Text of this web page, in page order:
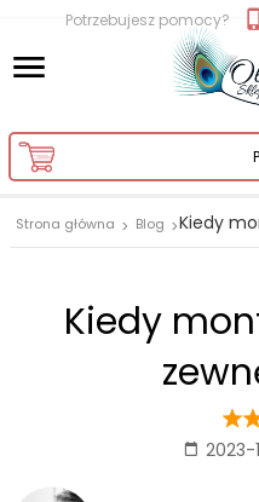
Potrzebujesz pomocy?
Strona główna Blog Kiedy
Kiedy
2023-